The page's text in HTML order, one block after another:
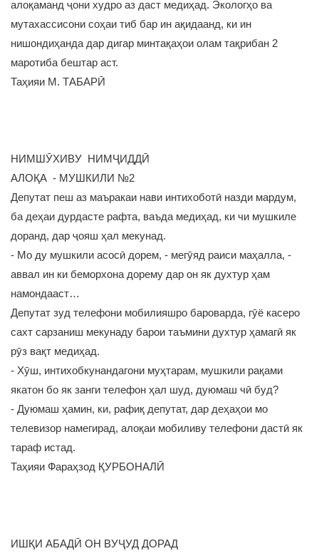
алоқаманд ҷони худро аз даст медиҳад. Экологҳо ва
мутахассисони соҳаи тиб бар ин ақидаанд, ки ин
нишондиҳанда дар дигар минтақаҳои олам тақрибан 2
маротиба бештар аст.
Таҳияи М. ТАБАРӢ
НИМШӮХИВУ НИМҶИДДӢ
АЛОҚА - МУШКИЛИ №2
Депутат пеш аз маъракаи нави интихоботӣ назди мардум,
ба деҳаи дурдасте рафта, ваъда медиҳад, ки чи мушкиле
доранд, дар ҷояш ҳал мекунад.
- Мо ду мушкили асосӣ дорем, - мегӯяд раиси маҳалла, -
аввал ин ки беморхона дорему дар он як духтур ҳам
намондааст…
Депутат зуд телефони мобилияшро бароварда, гӯё касеро
сахт сарзаниш мекунаду барои таъмини духтур ҳамагӣ як
рӯз вақт медиҳад.
- Хӯш, интихобкунандагони муҳтарам, мушкили рақами
якатон бо як занги телефон ҳал шуд, дуюмаш чӣ буд?
- Дуюмаш ҳамин, ки, рафиқ депутат, дар деҳаҳои мо
телевизор намегирад, алоқаи мобиливу телефони дастӣ як
тараф истад.
Таҳияи Фараҳзод ҚУРБОНАЛӢ
ИШҚИ АБАДӢ ОН ВУҶУД ДОРАД